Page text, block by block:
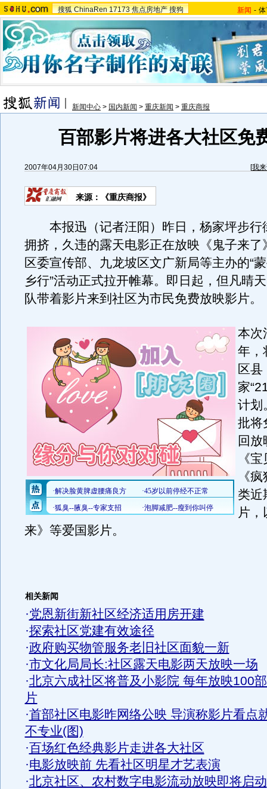
搜狐 ChinaRen 17173 焦点房地产 搜狗 新闻 -
新闻中心 > 国内新闻 > 重庆新闻 > 重庆商报
百部影片将进各大社区免
2007年04月30日07:04 [我
来源：《重庆商报》
本报迅（记者汪阳）昨日，杨家坪步行
拥挤，久违的露天电影正在放映《鬼子来了
区委宣传部、九龙坡区文广新局等主办的“
乡行”活动正式拉开帷幕。即日起，但凡晴
队带着影片来到社区为市民免费放映影片。
本次
年，
区县
家
计划
批将
回
《
《
类近
片
来》等爱国影片。
相关新闻
·党恩新街新社区经济适用房开建
·探索社区党建有效途径
·政府购买物管服务老旧社区面貌一新
·市文化局局长:社区露天电影两天放映一场
·北京六成社区将普及小影院 每年放映100
片
·首部社区电影昨网络公映 导演称影片看点
不专业(图)
·百场红色经典影片走进各大社区
·电影放映前 先看社区明星才艺表演
·北京社区、农村数字电影流动放映即将启动